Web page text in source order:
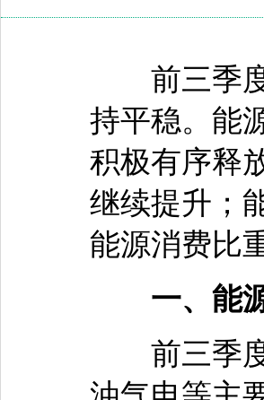
前三季度
持平稳。能
积极有序释
继续提升；
能源消费比
一、能源
前三季度